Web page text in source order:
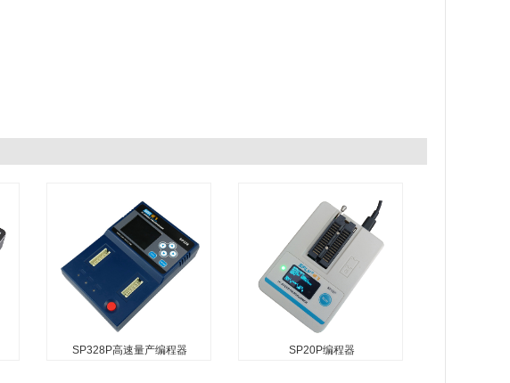
SP328P高速量产编程器 SP20P编程器